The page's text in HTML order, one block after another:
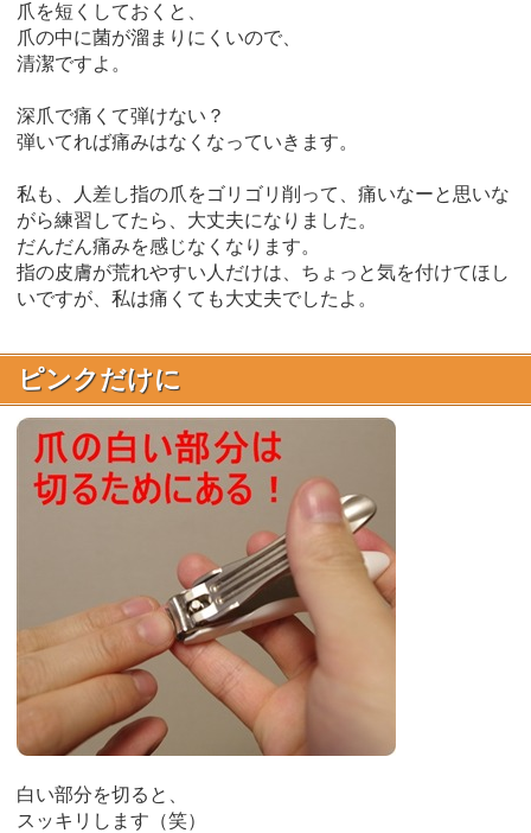
爪を短くしておくと、
爪の中に菌が溜まりにくいので、
清潔ですよ。
深爪で痛くて弾けない？
弾いてれば痛みはなくなっていきます。
私も、人差し指の爪をゴリゴリ削って、痛いなーと思いな
がら練習してたら、大丈夫になりました。
だんだん痛みを感じなくなります。
指の皮膚が荒れやすい人だけは、ちょっと気を付けてほし
いですが、私は痛くても大丈夫でしたよ。
ピンクだけに
白い部分を切ると、
スッキリします（笑）